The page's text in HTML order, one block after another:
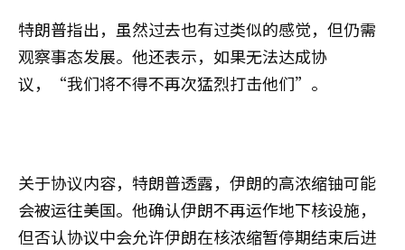
特朗普指出，虽然过去也有过类似的感觉，但仍需
观察事态发展。他还表示，如果无法达成协
议，“我们将不得不再次猛烈打击他们”。
关于协议内容，特朗普透露，伊朗的高浓缩铀可能
会被运往美国。他确认伊朗不再运作地下核设施，
但否认协议中会允许伊朗在核浓缩暂停期结束后进